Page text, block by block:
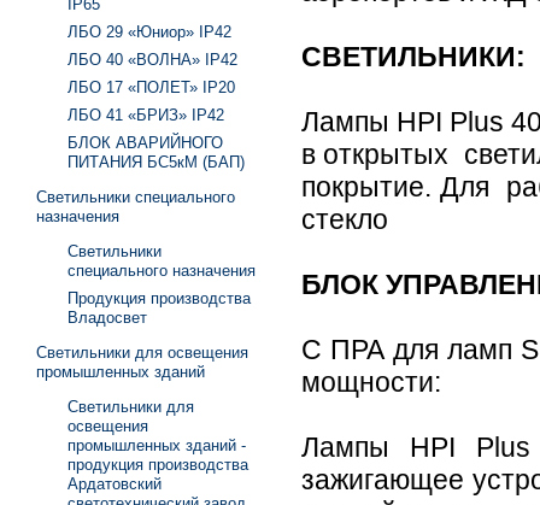
СВЕТИЛЬНИКИ:
Лампы HPI Plus
в открытых
покрытие. Для
стекло
БЛОК
С ПРА для ламп
мощности:
Лампы HPI
зажигающее
IP65
ЛБО 29 «Юниор» IP42
ЛБО 40 «ВОЛНА» IP42
ЛБО 17 «ПОЛЕТ» IP20
ЛБО 41 «БРИЗ» IP42
БЛОК АВАРИЙНОГО
ПИТАНИЯ БС5кМ (БАП)
Светильники специального
назначения
Светильники
специального назначения
Продукция производства
Владосвет
Светильники для освещения
промышленных зданий
Светильники для
освещения
промышленных зданий -
продукция производства
Ардатовский